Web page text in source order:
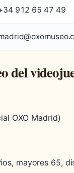
912 65 47 49
del
OXO Madrid)
mayores 65,